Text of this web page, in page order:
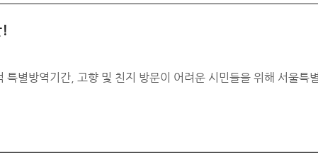
별방역기간, 고향 및 친지 방문이 어려운 시민들을 위해 서울특